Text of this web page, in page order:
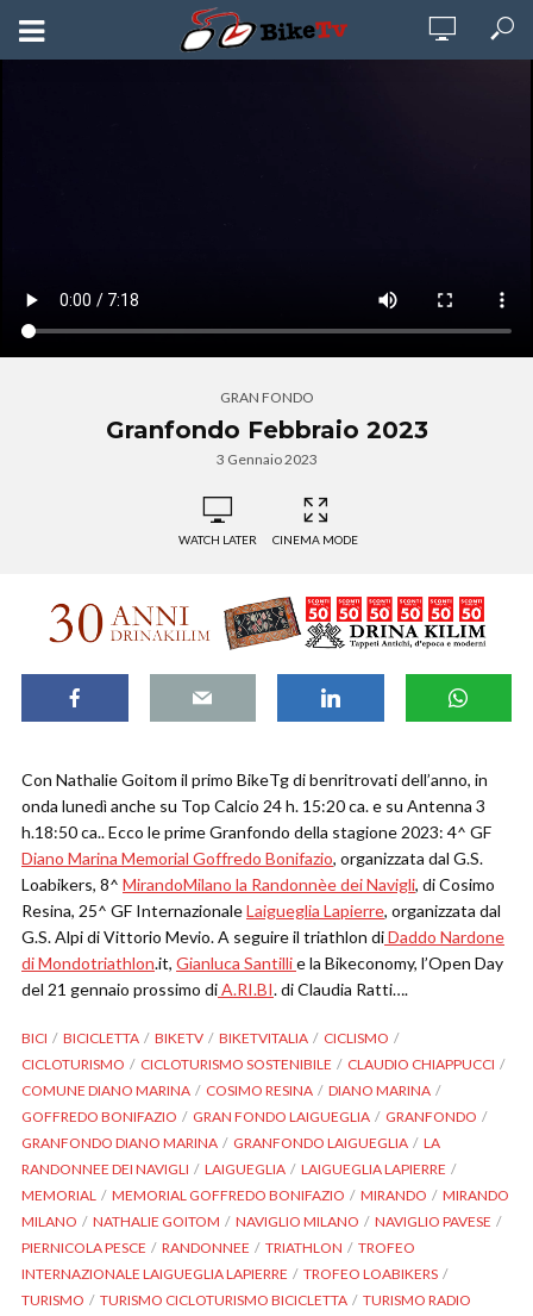
GRAN FONDO
Granfondo Febbraio 2023
3 Gennaio 2023
WATCH LATER CINEMA MODE
Con Nathalie Goitom il primo BikeTg di benritrovati dell’anno, in
onda lunedì anche su Top Calcio 24 h. 15:20 ca. e su Antenna 3
h.18:50 ca.. Ecco le prime Granfondo della stagione 2023: 4^ GF
Diano Marina Memorial Goffredo Bonifazio, organizzata dal G.S.
Loabikers, 8^ MirandoMilano la Randonnèe dei Navigli, di Cosimo
Resina, 25^ GF InternazionaleLaigueglia Lapierre, organizzata dal
G.S. Alpi di Vittorio Mevio. A seguire il triathlon diDaddo Nardone
di Mondotriathlon.it, Gianluca Santillie la Bikeconomy, l’Open Day
del 21 gennaio prossimo diA.RI.BI. di Claudia Ratti….
BICI BICICLETTA BIKETV BIKETVITALIA
CICLISMO
CICLOTURISMO
CICLOTURISMO SOSTENIBILE
CLAUDIO CHIAPPUCCI
COMUNE DIANO MARINA
COSIMO RESINA
DIANO MARINA
GOFFREDO BONIFAZIO
GRAN FONDO LAIGUEGLIA
GRANFONDO
GRANFONDO DIANO MARINA
GRANFONDO LAIGUEGLIA
LA
RANDONNEE DEI NAVIGLI
LAIGUEGLIA
LAIGUEGLIA LAPIERRE
MEMORIAL
MEMORIAL GOFFREDO BONIFAZIO MIRANDO
MIRANDO
MILANO
NATHALIE GOITOM NAVIGLIO MILANO
NAVIGLIO PAVESE
PIERNICOLA PESCE
RANDONNEE TRIATHLON
TROFEO
INTERNAZIONALE LAIGUEGLIA LAPIERRE
TROFEO LOABIKERS
TURISMO
TURISMO CICLOTURISMO BICICLETTA
TURISMO RADIO